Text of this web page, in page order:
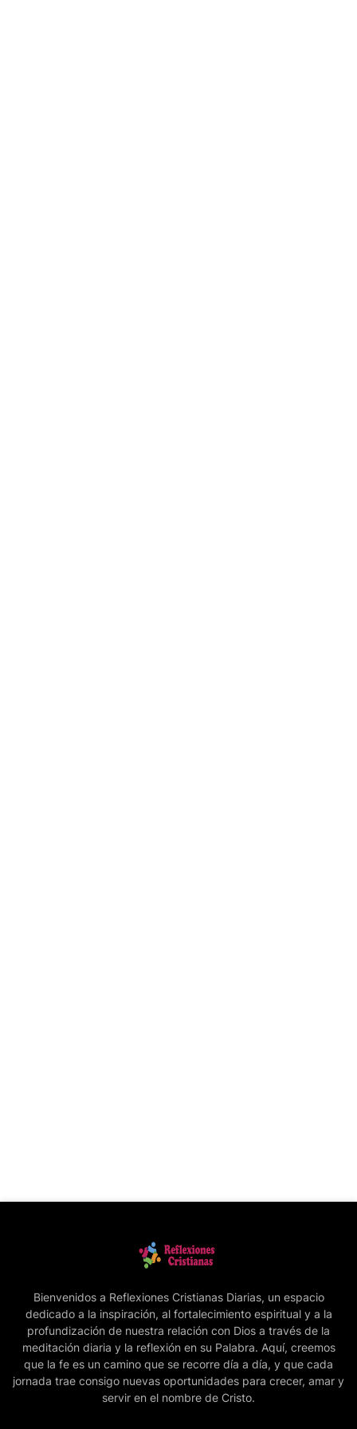
Bienvenidos a Reflexiones Cristianas Diarias, un espacio
dedicado a la inspiración, al fortalecimiento espiritual y a la
profundización de nuestra relación con Dios a través de la
meditación diaria y la reflexión en su Palabra. Aquí, creemos
que la fe es un camino que se recorre día a día, y que cada
jornada trae consigo nuevas oportunidades para crecer, amar y
servir en el nombre de Cristo.